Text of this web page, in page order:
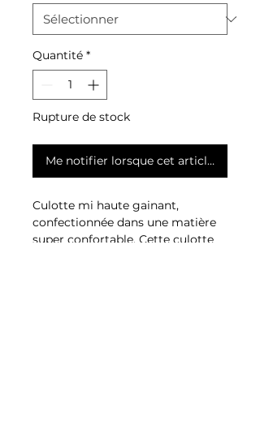
Quantité *
Rupture de stock
Me notifier lorsque cet article est
Culotte mi haute gainant,
confectionnée dans une matière
super confortable. Cette culotte